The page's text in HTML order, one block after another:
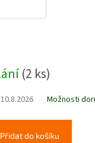
(2 ks)
10.8.2026 Možnosti
Přidat do košíku